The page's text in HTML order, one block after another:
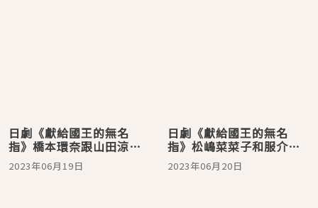
日劇《獻給國王的無名
指》橋本環奈跟山田涼介
的情侶睡衣！不只好穿可
愛更出自日本老字號品牌
2023年06月19日
日劇《獻給國王的無名
指》松嶋菜菜子和服介
紹！不只好看更是根據劇
情精心打造的安排
2023年06月20日